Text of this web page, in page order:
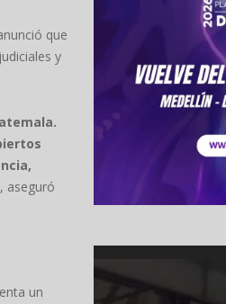
que
y
aseguró
un
Player